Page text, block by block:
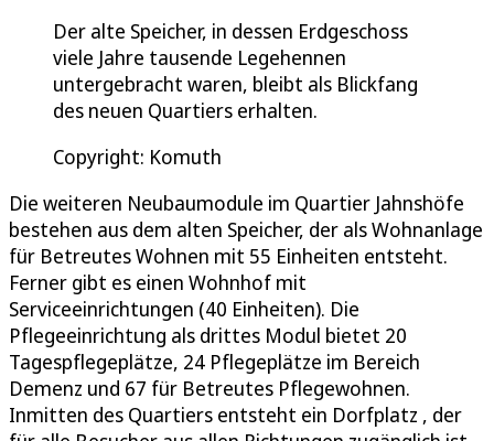
Der alte Speicher, in dessen Erdgeschoss
viele Jahre tausende Legehennen
untergebracht waren, bleibt als Blickfang
des neuen Quartiers erhalten.
Copyright: Komuth
Die weiteren Neubaumodule im Quartier Jahnshöfe
bestehen aus dem alten Speicher, der als Wohnanlage
für Betreutes Wohnen mit 55 Einheiten entsteht.
Ferner gibt es einen Wohnhof mit
Serviceeinrichtungen (40 Einheiten). Die
Pflegeeinrichtung als drittes Modul bietet 20
Tagespflegeplätze, 24 Pflegeplätze im Bereich
Demenz und 67 für Betreutes Pflegewohnen.
Inmitten des Quartiers entsteht ein Dorfplatz , der